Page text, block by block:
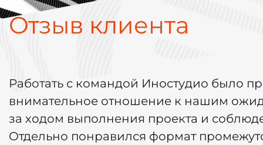
Отзыв клиента
Работать с командой Иностудио было
внимательное отношение к нашим
за ходом выполнения проекта и
Отдельно понравился формат